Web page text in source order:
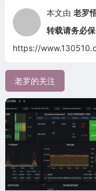
本文由 老罗
转载请务必
https://
老罗的关注